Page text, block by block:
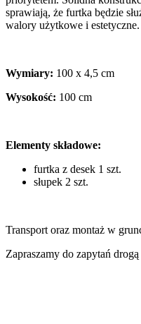
sprawiają, że furtka będzie
walory użytkowe i estetyczne.
Wymiary: 100 x 4,5 cm
Wysokość: 100 cm
Elementy składowe:
furtka z desek 1 szt.
słupek 2 szt.
Transport oraz montaż w
Zapraszamy do zapytań